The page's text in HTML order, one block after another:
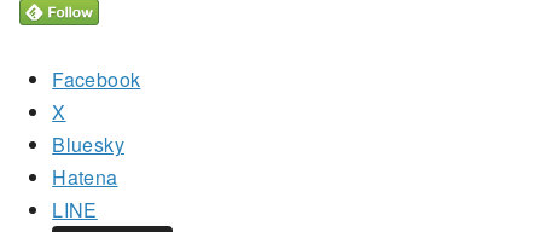
Facebook
X
Bluesky
Hatena
LINE